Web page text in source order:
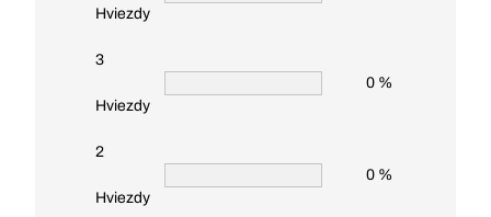
Hviezdy
3
Hviezdy
0 %
2
Hviezdy
0 %